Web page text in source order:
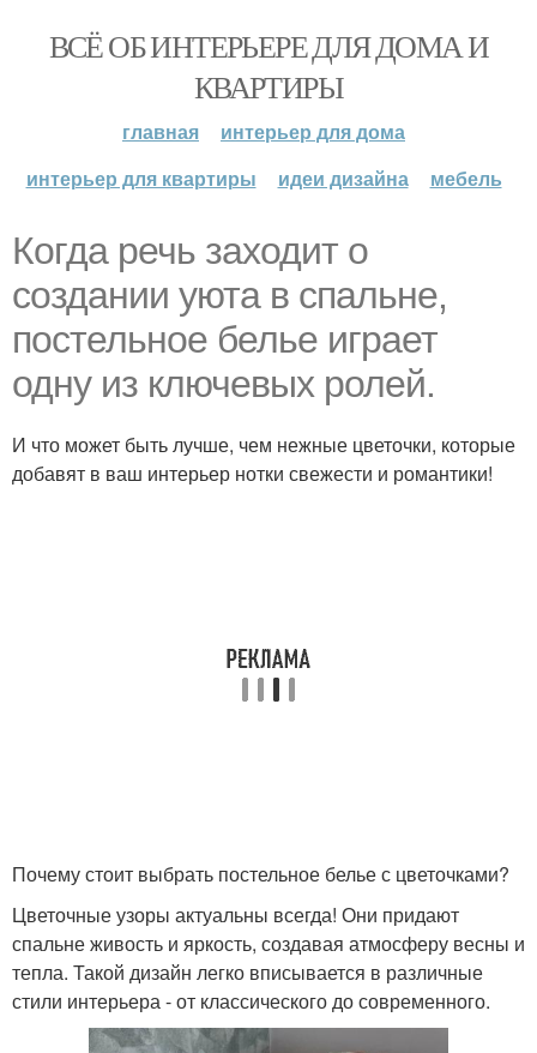
ВСЁ ОБ ИНТЕРЬЕРЕ ДЛЯ ДОМА И
КВАРТИРЫ
главная
интерьер для дома
интерьер для квартиры
идеи дизайна мебель
Когда речь заходит о
создании уюта в спальне,
постельное белье играет
одну из ключевых ролей.
И что может быть лучше, чем нежные цветочки, которые
добавят в ваш интерьер нотки свежести и романтики!
Почему стоит выбрать постельное белье с цветочками?
Цветочные узоры актуальны всегда! Они придают
спальне живость и яркость, создавая атмосферу весны и
тепла. Такой дизайн легко вписывается в различные
стили интерьера - от классического до современного.